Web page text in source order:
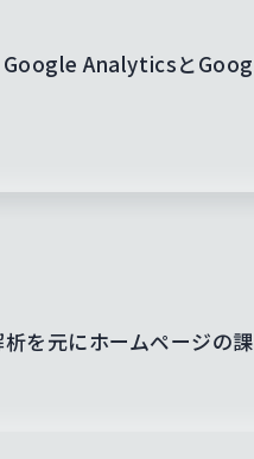
Google Analyticsと
元にホームページの